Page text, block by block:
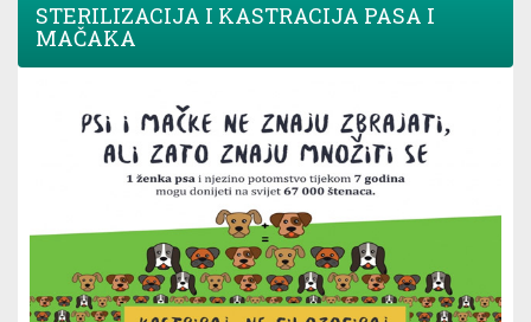
STERILIZACIJA I KASTRACIJA PASA I
MAČAKA